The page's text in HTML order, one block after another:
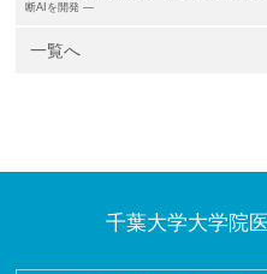
断AIを開発 ―
一覧へ
千葉大学大学院